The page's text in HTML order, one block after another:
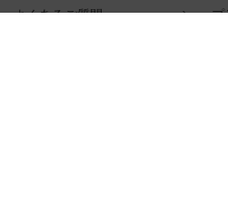
よくあるご質問 プ